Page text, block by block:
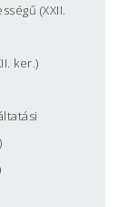
(XXII.
ker.)